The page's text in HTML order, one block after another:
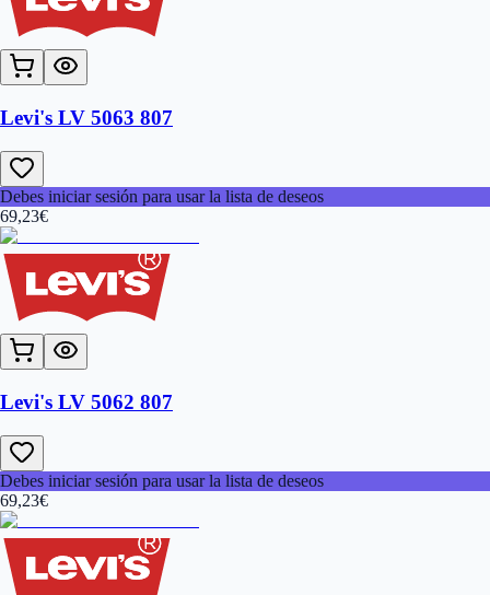
Levi's LV 5063 807
Debes iniciar sesión para usar la lista de deseos
69,23€
Levi's LV 5062 807
Debes iniciar sesión para usar la lista de deseos
69,23€